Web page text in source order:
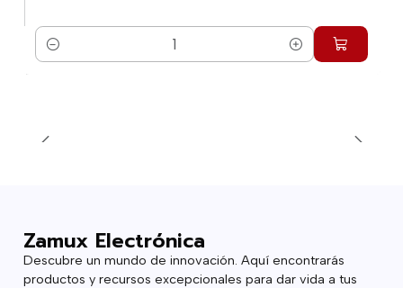
Cantidad
Zamux Electrónica
Descubre un mundo de innovación. Aquí encontrarás
productos y recursos excepcionales para dar vida a tus